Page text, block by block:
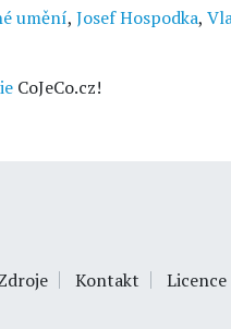
umění, Josef Hospodka,
CoJeCo.cz!
Kontakt